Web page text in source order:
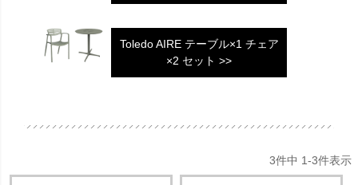
Toledo AIRE テーブル×1 チェア
×2 セット >>
3件中 1-3件表示